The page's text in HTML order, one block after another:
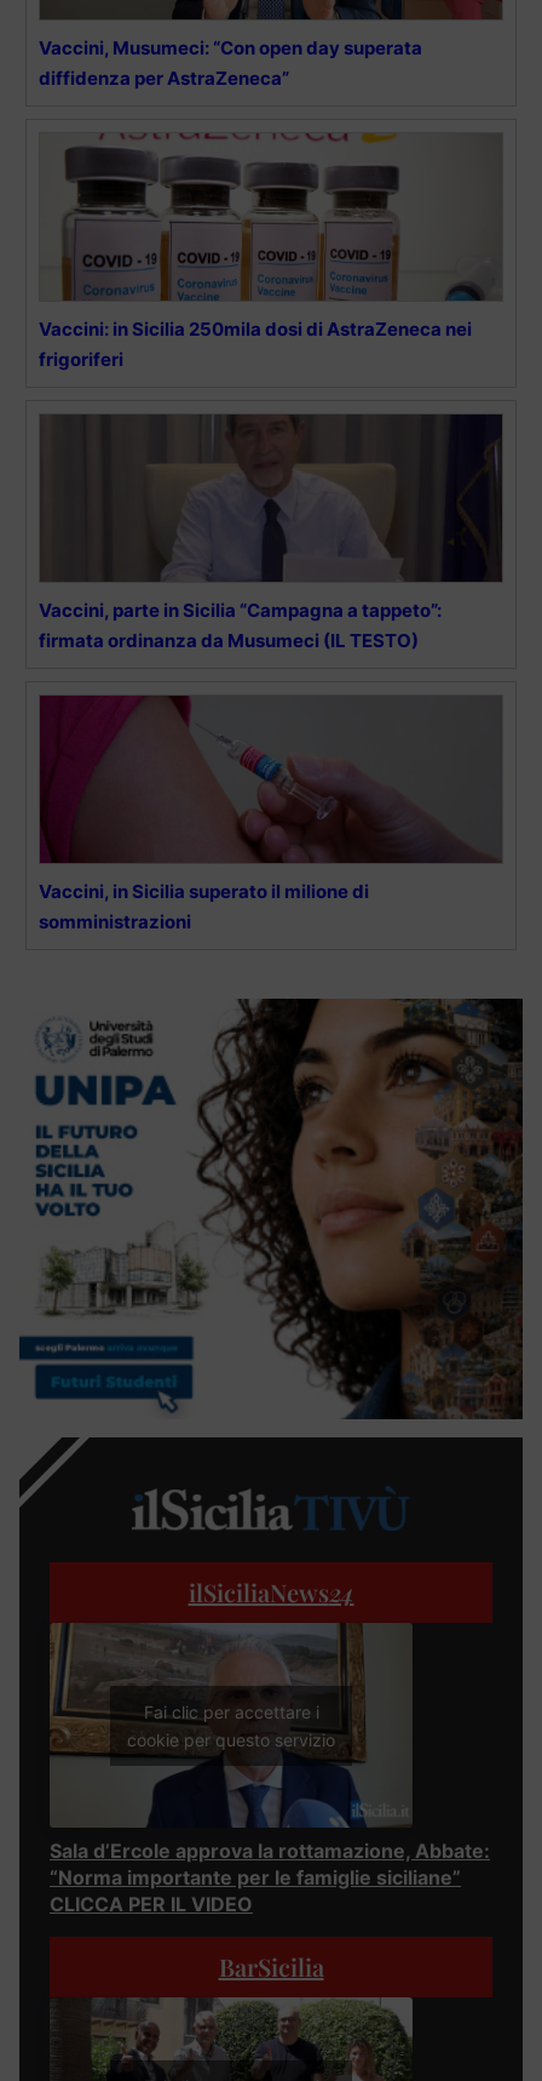
Vaccini, Musumeci: “Con open day superata
diffidenza per AstraZeneca”
Vaccini: in Sicilia 250mila dosi di AstraZeneca nei
frigoriferi
Vaccini, parte in Sicilia “Campagna a tappeto”:
firmata ordinanza da Musumeci (IL TESTO)
Vaccini, in Sicilia superato il milione di
somministrazioni
ilSiciliaNews24
Fai clic per accettare i
cookie per questo servizio
Sala d’Ercole approva la rottamazione, Abbate:
“Norma importante per le famiglie siciliane”
CLICCA PER IL VIDEO
BarSicilia